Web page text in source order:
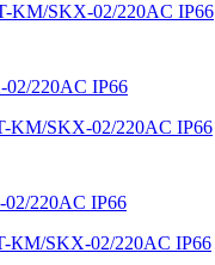
KM/SKX-02/220AC IP66
KM/SKX-02/220AC IP66
КМ/SKX-02/220AC IP66